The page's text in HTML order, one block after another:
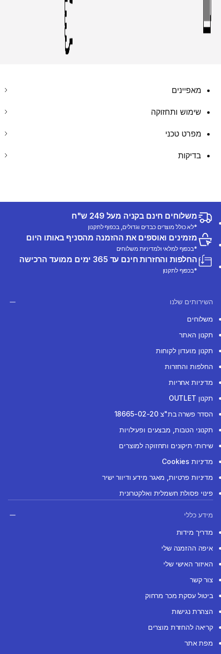
מאפיינים
שימוש ותחזוקה
מפרט טכני
בדיקות
משלוחים חינם בקניה מעל 249 ש"ח
*לא כולל מוצרים כבדים וגדולים, בכפוף לתקנון
מזמינים ואוספים את ההזמנה מהסניף באותו היום
*בכפוף למלאי ולמדיניות משלוחים
החלפות והחזרות חינם עד 365 ימים ממועד הרכישה
*בכפוף לתקנון
השירותים שלנו
משלוחים
תקנון האתר
תקנון מועדון לקוחות
החלפות והחזרות
מדיניות אחריות
תקנון OUTLET
הסדר פשרה בת"צ 18665-02-20
תקנוני הטבות, מבצעים ופעילויות
שירותי תיקונים ותחזוקה למוצרים
מדיניות Cookies
מדיניות פרטיות, מאגר מידע ודיוור ישיר
פינוי פסולת חשמלית ואלקטרונית
מידע כללי
מדריך מידות
איפה ההזמנה שלי
האיזור האישי שלי
צור קשר
ביטול עסקת מכר מרחוק
הצהרת נגישות
קריאה להחזרת מוצרים
מפת אתר